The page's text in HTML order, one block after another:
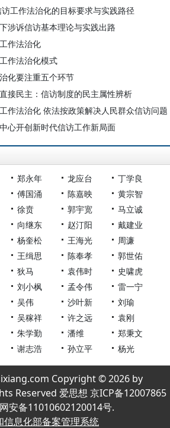
工作法治化的目标要求与实践路径
涉诉信访基本理论与实践出路
作法治化
作法治化模式
化要注重五个环节
接民主：信访制度的民主属性辨析
作法治化 依法按政策解决人民群众信访问题
心开创新时代信访工作新局面
郑永年 龙应台
丁学良
傅国涌 陈嘉映
黄宗智
徐贲 郭宇宽
马立诚
向继东 赵汀阳
戴建业
杨奎松 王海光
周濂
王缉思 陈奉孝
郭世佑
狄马 袁伟时
史啸虎
刘小枫 孟令伟
雷一宁
吴伟 沙叶新
刘瑜
吴稼祥 许之远
袁刚
朱学勤 潘维
郑秉文
谢志浩 孙立平 杨光
Copyright © 2026 by
Reserved 爱思想 京ICP备12007865
安备11010602120014号.
信息化部备案管理系统